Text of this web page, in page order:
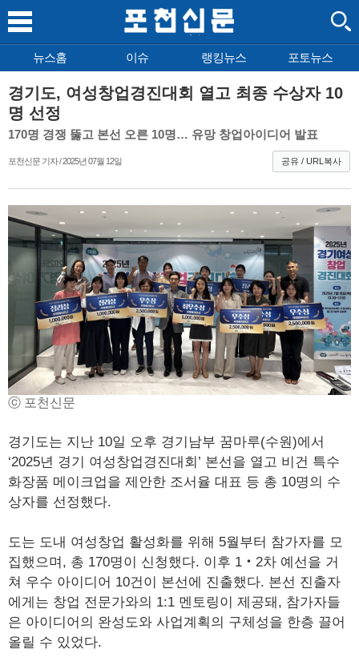
뉴스홈 이슈 랭킹뉴스 포토뉴스
경기도, 여성창업경진대회 열고 최종 수상자 10
명 선정
170명 경쟁 뚫고 본선 오른 10명… 유망 창업아이디어 발표
포천신문 기자 / 2025년 07월 12일 공유 / URL복사
ⓒ 포천신문
경기도는 지난 10일 오후 경기남부 꿈마루(수원)에서
‘2025년 경기 여성창업경진대회’ 본선을 열고 비건 특수
화장품 메이크업을 제안한 조서율 대표 등 총 10명의 수
상자를 선정했다.
도는 도내 여성창업 활성화를 위해 5월부터 참가자를 모
집했으며, 총 170명이 신청했다. 이후 1‧2차 예선을 거
쳐 우수 아이디어 10건이 본선에 진출했다. 본선 진출자
에게는 창업 전문가와의 1:1 멘토링이 제공돼, 참가자들
은 아이디어의 완성도와 사업계획의 구체성을 한층 끌어
올릴 수 있었다.